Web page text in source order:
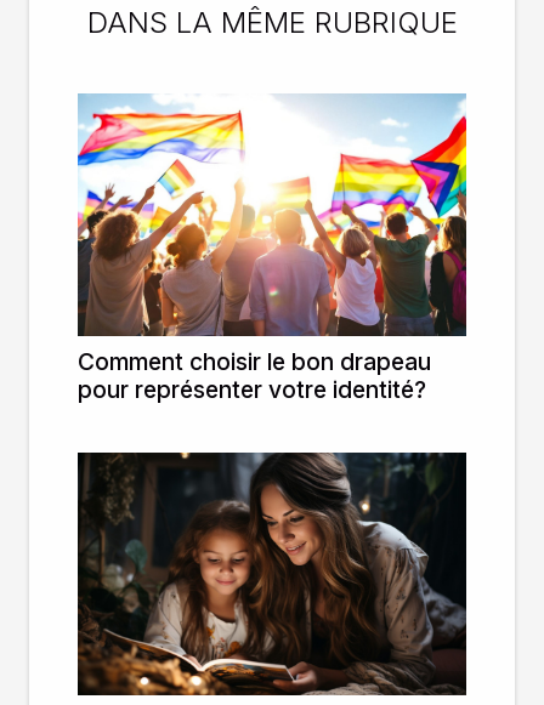
DANS LA MÊME RUBRIQUE
Comment choisir le bon drapeau
pour représenter votre identité?